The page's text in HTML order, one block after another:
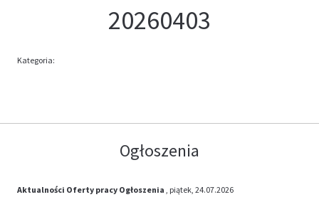
20260403
Kategoria:
Ogłoszenia
Aktualności Oferty pracy Ogłoszenia , piątek, 24.07.2026